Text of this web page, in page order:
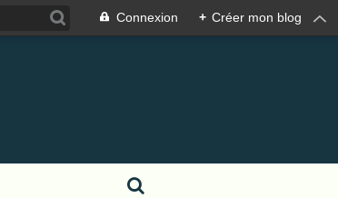
Connexion + Créer mon blog